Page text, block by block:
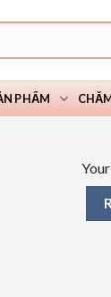
PHẨM